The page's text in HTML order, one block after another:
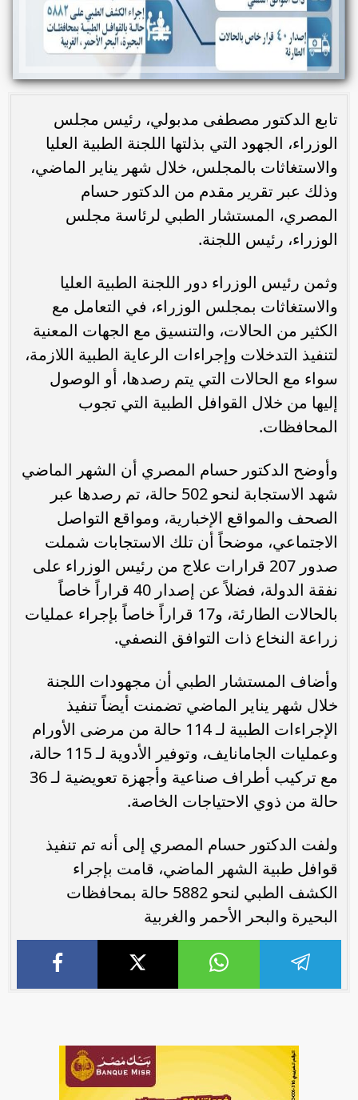
تابع الدكتور مصطفى مدبولي، رئيس مجلس
الوزراء، الجهود التي بذلتها اللجنة الطبية العليا
والاستغاثات بالمجلس، خلال شهر يناير الماضي،
وذلك عبر تقرير مقدم من الدكتور حسام
المصري، المستشار الطبي لرئاسة مجلس
الوزراء، رئيس اللجنة.
وثمن رئيس الوزراء دور اللجنة الطبية العليا
والاستغاثات بمجلس الوزراء، في التعامل مع
الكثير من الحالات، والتنسيق مع الجهات المعنية
لتنفيذ التدخلات وإجراءات الرعاية الطبية اللازمة،
سواء مع الحالات التي يتم رصدها، أو الوصول
إليها من خلال القوافل الطبية التي تجوب
المحافظات.
وأوضح الدكتور حسام المصري أن الشهر الماضي
شهد الاستجابة لنحو 502 حالة، تم رصدها عبر
الصحف والمواقع الإخبارية، ومواقع التواصل
الاجتماعي، موضحاً أن تلك الاستجابات شملت
صدور 207 قرارات علاج من رئيس الوزراء على
نفقة الدولة، فضلاً عن إصدار 40 قراراً خاصاً
بالحالات الطارئة، و17 قراراً خاصاً بإجراء عمليات
زراعة النخاع ذات التوافق النصفي.
وأضاف المستشار الطبي أن مجهودات اللجنة
خلال شهر يناير الماضي تضمنت أيضاً تنفيذ
الإجراءات الطبية لـ 114 حالة من مرضى الأورام
وعمليات الجامانايف، وتوفير الأدوية لـ 115 حالة،
مع تركيب أطراف صناعية وأجهزة تعويضية لـ 36
حالة من ذوي الاحتياجات الخاصة.
ولفت الدكتور حسام المصري إلى أنه تم تنفيذ
قوافل طبية الشهر الماضي، قامت بإجراء
الكشف الطبي لنحو 5882 حالة بمحافظات
البحيرة والبحر الأحمر والغربية